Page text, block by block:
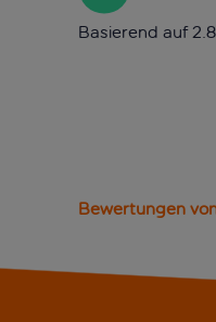
Basierend auf
Bewertungen